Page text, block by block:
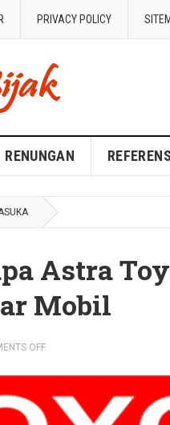
PRIVACY POLICY
RENUNGAN
Astra
Mobil
OFF